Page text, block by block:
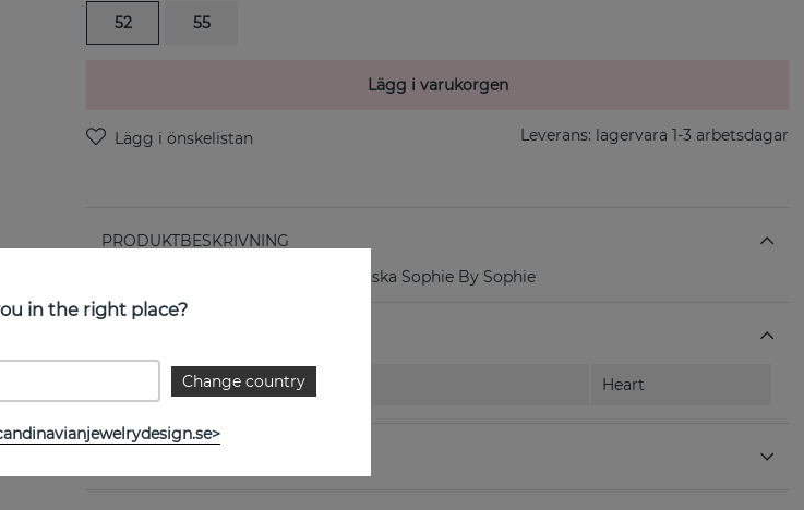
52 55
Lägg i varukorgen
Leverans: lagervara 1-3 arbetsdagar
PRODUKTBESKRIVNING
Heart Ring i sterlingsilver från svenska Sophie By Sophie
Kollektion: Heart
in the right place?
Change country